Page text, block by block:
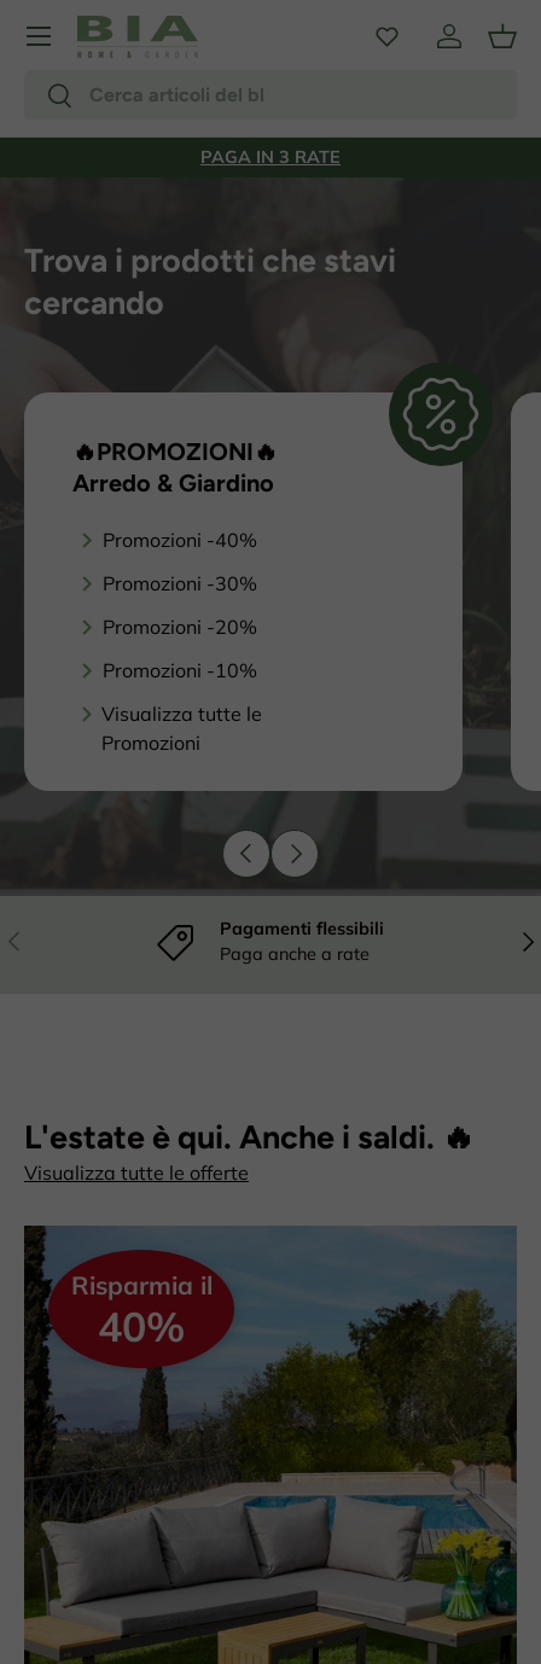
Passa ai contenuti
CercaCerca
Accedi
Menu
PAGA IN 3 RATE
Trova i prodotti che stavi
cercando
🔥PROMOZIONI🔥
Arredo & Giardino
Promozioni -40%
Promozioni -30%
Promozioni -20%
Promozioni -10%
Visualizza tutte le
Promozioni
Avanti
Indietro
Indietro
Pagamenti flessibili
Paga anche a rate
L'estate è qui. Anche i saldi. 🔥
Visualizza tutte le offerte
Risparmia il
40%